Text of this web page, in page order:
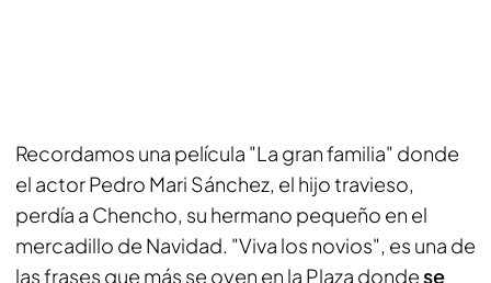
Recordamos una película "La gran familia" donde
el actor Pedro Mari Sánchez, el hijo travieso,
perdía a Chencho, su hermano pequeño en el
mercadillo de Navidad. "Viva los novios", es una de
las frases que más se oyen en la Plaza dondese